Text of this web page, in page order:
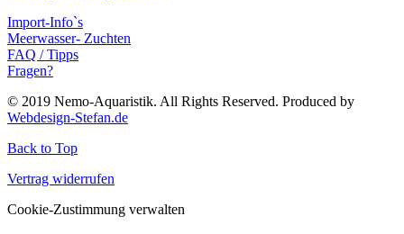
Import-Info`s
Meerwasser- Zuchten
FAQ / Tipps
Fragen?
© 2019 Nemo-Aquaristik. All Rights Reserved. Produced by
Webdesign-Stefan.de
Back to Top
Vertrag widerrufen
Cookie-Zustimmung verwalten